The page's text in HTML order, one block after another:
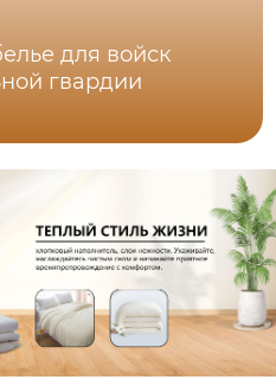
для войск
гвардии